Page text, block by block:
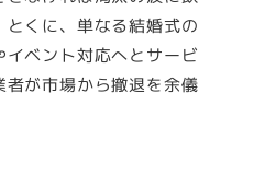
くに、単なる結婚式の
ベント対応へとサービ
が市場から撤退を余儀